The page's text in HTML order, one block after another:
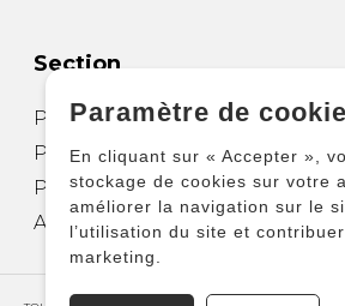
Section
Partitions pour guitare
Partitions pour autres
Partitions pour ensembles
Autres produits
Paramètre de cookie
En cliquant sur « Accepter »,
stockage de cookies sur votre
améliorer la navigation sur le
l’utilisation du site et
marketing.